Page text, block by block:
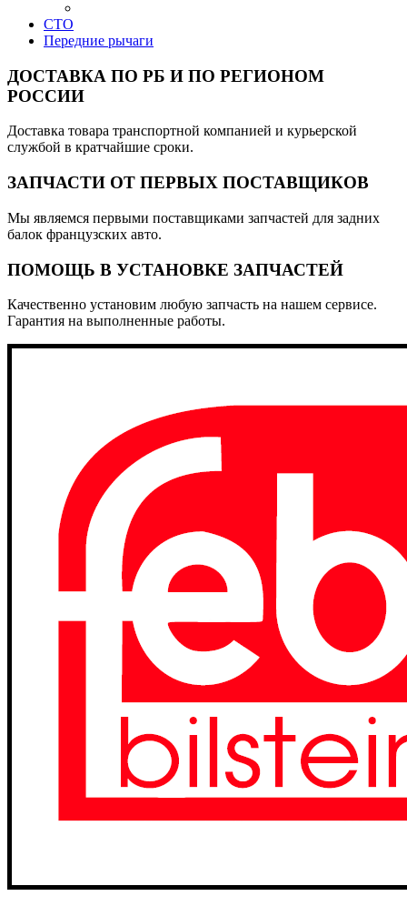
СТО
Передние рычаги
ДОСТАВКА ПО РБ И ПО РЕГИОНОМ
РОССИИ
Доставка товара транспортной компанией и курьерской
службой в кратчайшие сроки.
ЗАПЧАСТИ ОТ ПЕРВЫХ ПОСТАВЩИКОВ
Мы являемся первыми поставщиками запчастей для задних
балок французских авто.
ПОМОЩЬ В УСТАНОВКЕ ЗАПЧАСТЕЙ
Качественно установим любую запчасть на нашем сервисе.
Гарантия на выполненные работы.